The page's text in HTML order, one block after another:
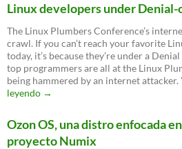
Simplicity
16.04
Linux developers under
The Linux Plumbers Conference’s
crawl. If you can’t reach your favorite
today, it’s because they’re under a
top programmers are all at the Linux
being hammered by an internet attacker.
leyendo Linux
Denial-
of-
→
Ozon OS, una distro enfocada
proyecto Numix